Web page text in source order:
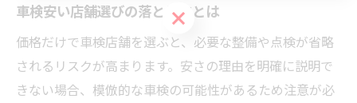
車検安い店舗選びの落とし穴とは
価格だけで車検店舗を選ぶと、必要な整備や点検が省略
されるリスクが高まります。安さの理由を明確に説明で
きない場合、模倣的な車検の可能性があるため注意が必
お気軽にお問い合わせください